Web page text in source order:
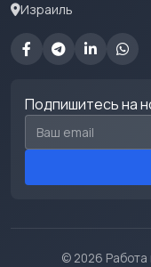
Израиль
Подпишитесь на
Email для подписки
© 2026 Работа